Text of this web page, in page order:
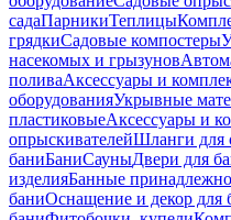
садаПарникиТеплицы
грядкиСадовые компостеры
насекомых и грызунов
поливаАксессуары и
оборудованияУкрывные
пластиковыеАксессуары и
опрыскивателейШланги для
баниБаниСауныДвери для
изделияБанные
баниОснащение и декор для